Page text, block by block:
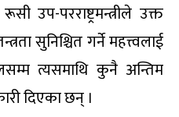
उप-परराष्ट्रमन्त्रीले उक्त
सुनिश्चित गर्ने महत्त्वलाई
त्यसमाथि कुनै अन्तिम
दिएका छन् ।